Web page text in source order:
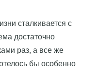
сталкивается с
достаточно
раз, а все же
бы особенно